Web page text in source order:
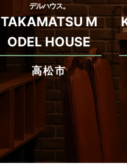
デルハウス。
TAKAMATSU M
ODEL HOUSE
高松市